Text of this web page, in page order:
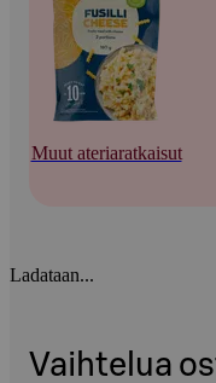
Muut ateriaratkaisut
Ladataan...
Vaihtelua